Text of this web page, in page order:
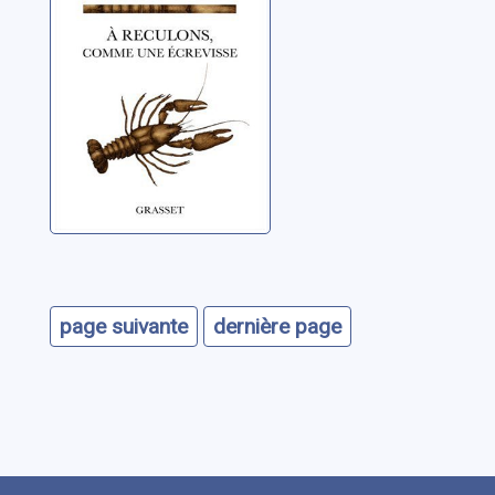
guerres chaudes
et populisme
Eco, Umberto
page suivante dernière page